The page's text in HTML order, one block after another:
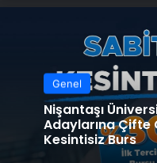
Genel
Nişantaşı
Adaylarına Çifte
Kesintisiz Burs